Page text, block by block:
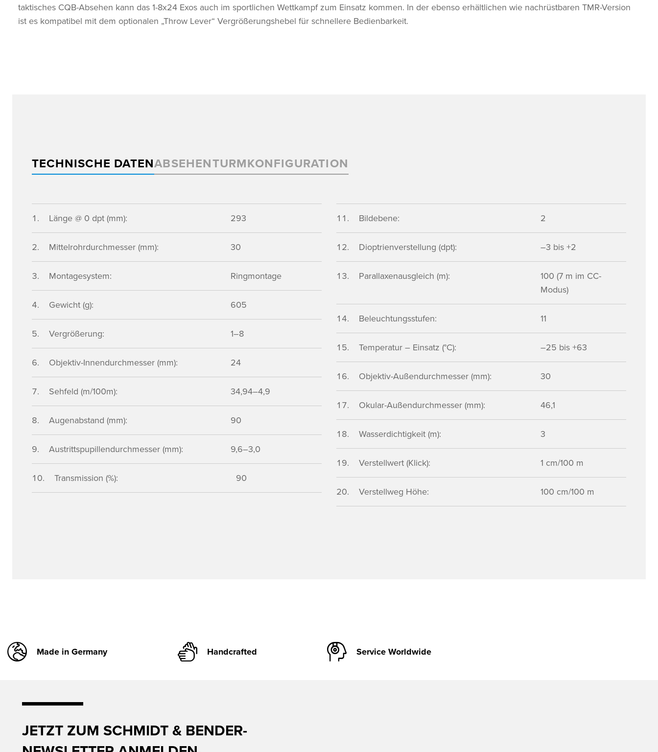
taktisches CQB-Absehen kann das 1-8x24 Exos auch im sportlichen Wettkampf zum Einsatz kommen. In der ebenso erhältlichen wie nachrüstbaren TMR-Version
ist es kompatibel mit dem optionalen „Throw Lever“ Vergrößerungshebel für schnellere Bedienbarkeit.
TECHNISCHE DATENABSEHENTURMKONFIGURATION
Länge @ 0 dpt (mm): 293
Mittelrohrdurchmesser (mm): 30
Montagesystem: Ringmontage
Gewicht (g): 605
Vergrößerung: 1–8
Objektiv-Innendurchmesser (mm): 24
Sehfeld (m/100m): 34,94–4,9
Augenabstand (mm): 90
Austrittspupillendurchmesser (mm): 9,6–3,0
Transmission (%): 90
Bildebene: 2
Dioptrienverstellung (dpt): –3 bis +2
Parallaxenausgleich (m):
100 (7 m im CC-
Modus)
Beleuchtungsstufen: 11
Temperatur – Einsatz (°C): –25 bis +63
Objektiv-Außendurchmesser (mm): 30
Okular-Außendurchmesser (mm): 46,1
Wasserdichtigkeit (m): 3
Verstellwert (Klick): 1 cm/100 m
Verstellweg Höhe: 100 cm/100 m
Made in Germany Handcrafted Service Worldwide
JETZT ZUM SCHMIDT & BENDER-